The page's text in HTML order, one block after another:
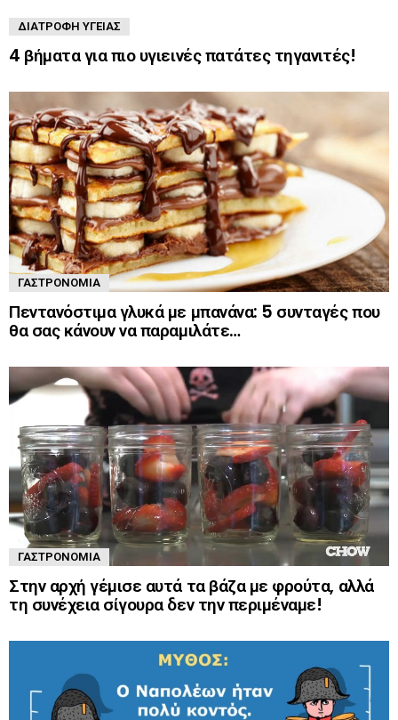
ΔΙΑΤΡΟΦΉ ΥΓΕΊΑΣ
4 βήματα για πιο υγιεινές πατάτες τηγανιτές!
ΓΑΣΤΡΟΝΟΜΊΑ
Πεντανόστιμα γλυκά με μπανάνα: 5 συνταγές που
θα σας κάνουν να παραμιλάτε…
ΓΑΣΤΡΟΝΟΜΊΑ
Στην αρχή γέμισε αυτά τα βάζα με φρούτα, αλλά
τη συνέχεια σίγουρα δεν την περιμέναμε!